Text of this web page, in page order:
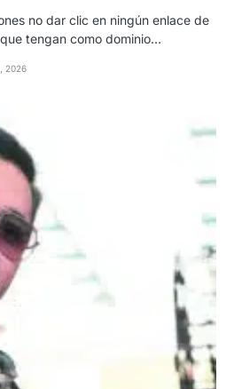
no dar clic en ningún enlace de
tengan como dominio…
2026